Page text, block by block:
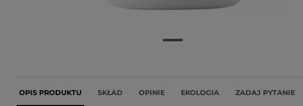
OPIS PRODUKTU SKŁAD OPINIE EKOLOGIA ZADAJ PYTANIE